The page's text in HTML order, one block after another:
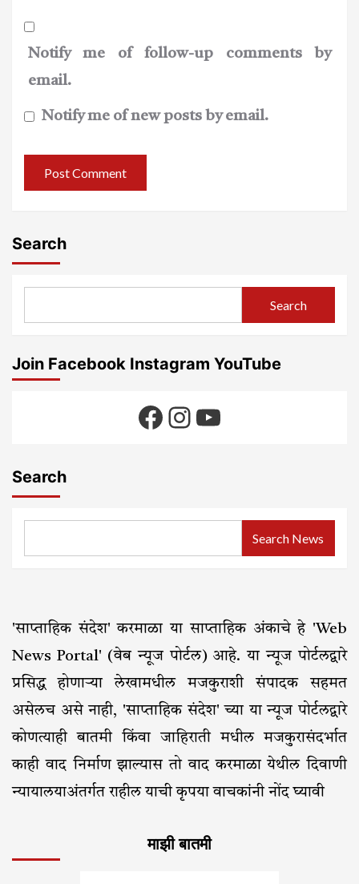
Notify me of follow-up comments by
email.
Notify me of new posts by email.
Search
Search
Join Facebook Instagram YouTube
Facebook
Instagram
YouTube
Search
Search News
'साप्ताहिक संदेश' करमाळा या साप्ताहिक अंकाचे हे 'Web
News Portal' (वेब न्यूज पोर्टल) आहे. या न्यूज पोर्टलद्वारे
प्रसिद्ध होणाऱ्या लेखामधील मजकुराशी संपादक सहमत
असेलच असे नाही, 'साप्ताहिक संदेश' च्या या न्यूज पोर्टलद्वारे
कोणत्याही बातमी किंवा जाहिराती मधील मजकुरासंदर्भात
काही वाद निर्माण झाल्यास तो वाद करमाळा येथील दिवाणी
न्यायालयाअंतर्गत राहील याची कृपया वाचकांनी नोंद घ्यावी
माझी बातमी